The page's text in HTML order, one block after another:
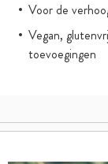
Voor de
Vegan,
toevoegingen